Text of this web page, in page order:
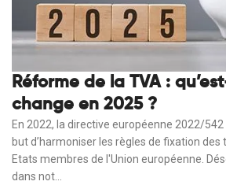
Réforme de la TVA :
change en 2025 ?
En 2022, la directive européenne 2022/
but d’harmoniser les règles de fixation des
Etats membres de l'Union européenne.
dans not...